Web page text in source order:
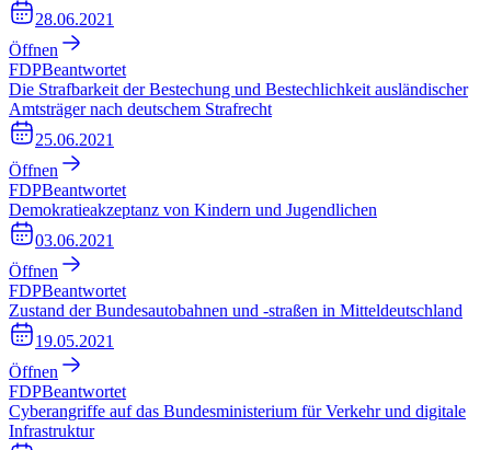
28.06.2021
Öffnen
FDPBeantwortet
Die Strafbarkeit der Bestechung und Bestechlichkeit ausländischer
Amtsträger nach deutschem Strafrecht
25.06.2021
Öffnen
FDPBeantwortet
Demokratieakzeptanz von Kindern und Jugendlichen
03.06.2021
Öffnen
FDPBeantwortet
Zustand der Bundesautobahnen und -straßen in Mitteldeutschland
19.05.2021
Öffnen
FDPBeantwortet
Cyberangriffe auf das Bundesministerium für Verkehr und digitale
Infrastruktur